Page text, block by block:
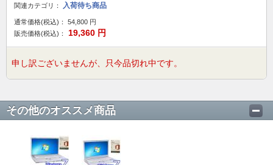
関連カテゴリ： 入荷待ち商品
通常価格(税込)： 54,800 円
販売価格(税込)：
19,360 円
申し訳ございませんが、只今品切れ中です。
その他のオススメ商品